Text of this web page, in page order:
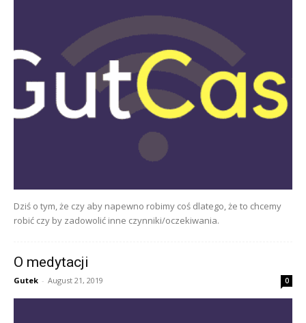
Dziś o tym, że czy aby napewno robimy coś dlatego, że to chcemy
robić czy by zadowolić inne czynniki/oczekiwania.
O medytacji
Gutek - August 21, 2019 0